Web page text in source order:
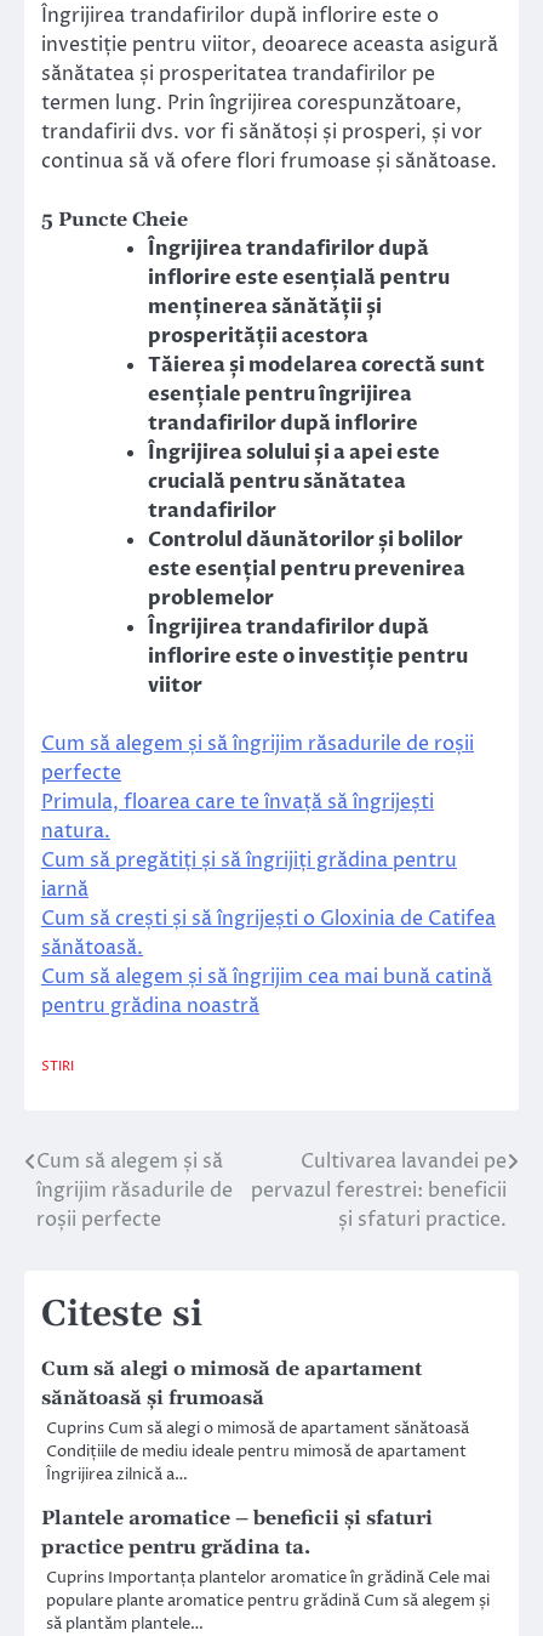
Îngrijirea trandafirilor după inflorire este o
investiție pentru viitor, deoarece aceasta asigură
sănătatea și prosperitatea trandafirilor pe
termen lung. Prin îngrijirea corespunzătoare,
trandafirii dvs. vor fi sănătoși și prosperi, și vor
continua să vă ofere flori frumoase și sănătoase.
5 Puncte Cheie
Îngrijirea trandafirilor după
inflorire este esențială pentru
menținerea sănătății și
prosperității acestora
Tăierea și modelarea corectă sunt
esențiale pentru îngrijirea
trandafirilor după inflorire
Îngrijirea solului și a apei este
crucială pentru sănătatea
trandafirilor
Controlul dăunătorilor și bolilor
este esențial pentru prevenirea
problemelor
Îngrijirea trandafirilor după
inflorire este o investiție pentru
viitor
Cum să alegem și să îngrijim răsadurile de roșii
perfecte
Primula, floarea care te învață să îngrijești
natura.
Cum să pregătiți și să îngrijiți grădina pentru
iarnă
Cum să crești și să îngrijești o Gloxinia de Catifea
sănătoasă.
Cum să alegem și să îngrijim cea mai bună catină
pentru grădina noastră
STIRI
Navigare
în
Cum să alegem și să
îngrijim răsadurile de
roșii perfecte
Cultivarea lavandei pe
pervazul ferestrei: beneficii
și sfaturi practice.
Citeste si
Cum să alegi o mimosă de apartament
sănătoasă și frumoasă
Cuprins Cum să alegi o mimosă de apartament sănătoasă
Condițiile de mediu ideale pentru mimosă de apartament
Îngrijirea zilnică a…
Plantele aromatice – beneficii și sfaturi
practice pentru grădina ta.
Cuprins Importanța plantelor aromatice în grădină Cele mai
populare plante aromatice pentru grădină Cum să alegem și
să plantăm plantele…